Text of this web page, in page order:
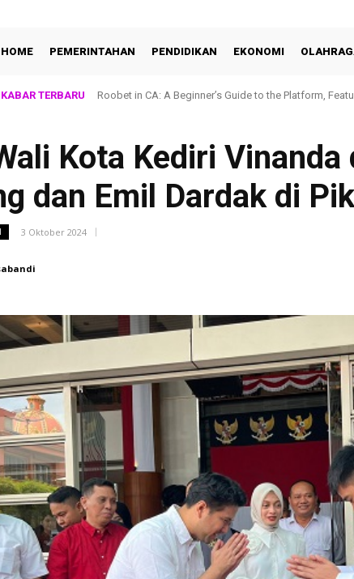
HOME PEMERINTAHAN PENDIDIKAN EKONOMI
KABAR TERBARU Roobet in CA: A Beginner’s Guide to the Platform,
Kota Kediri
dan Emil Dardak di
3 Oktober 2024